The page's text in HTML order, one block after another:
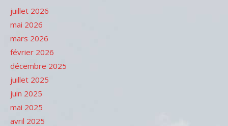
juillet 2026
mai 2026
mars 2026
février 2026
décembre 2025
juillet 2025
juin 2025
mai 2025
avril 2025